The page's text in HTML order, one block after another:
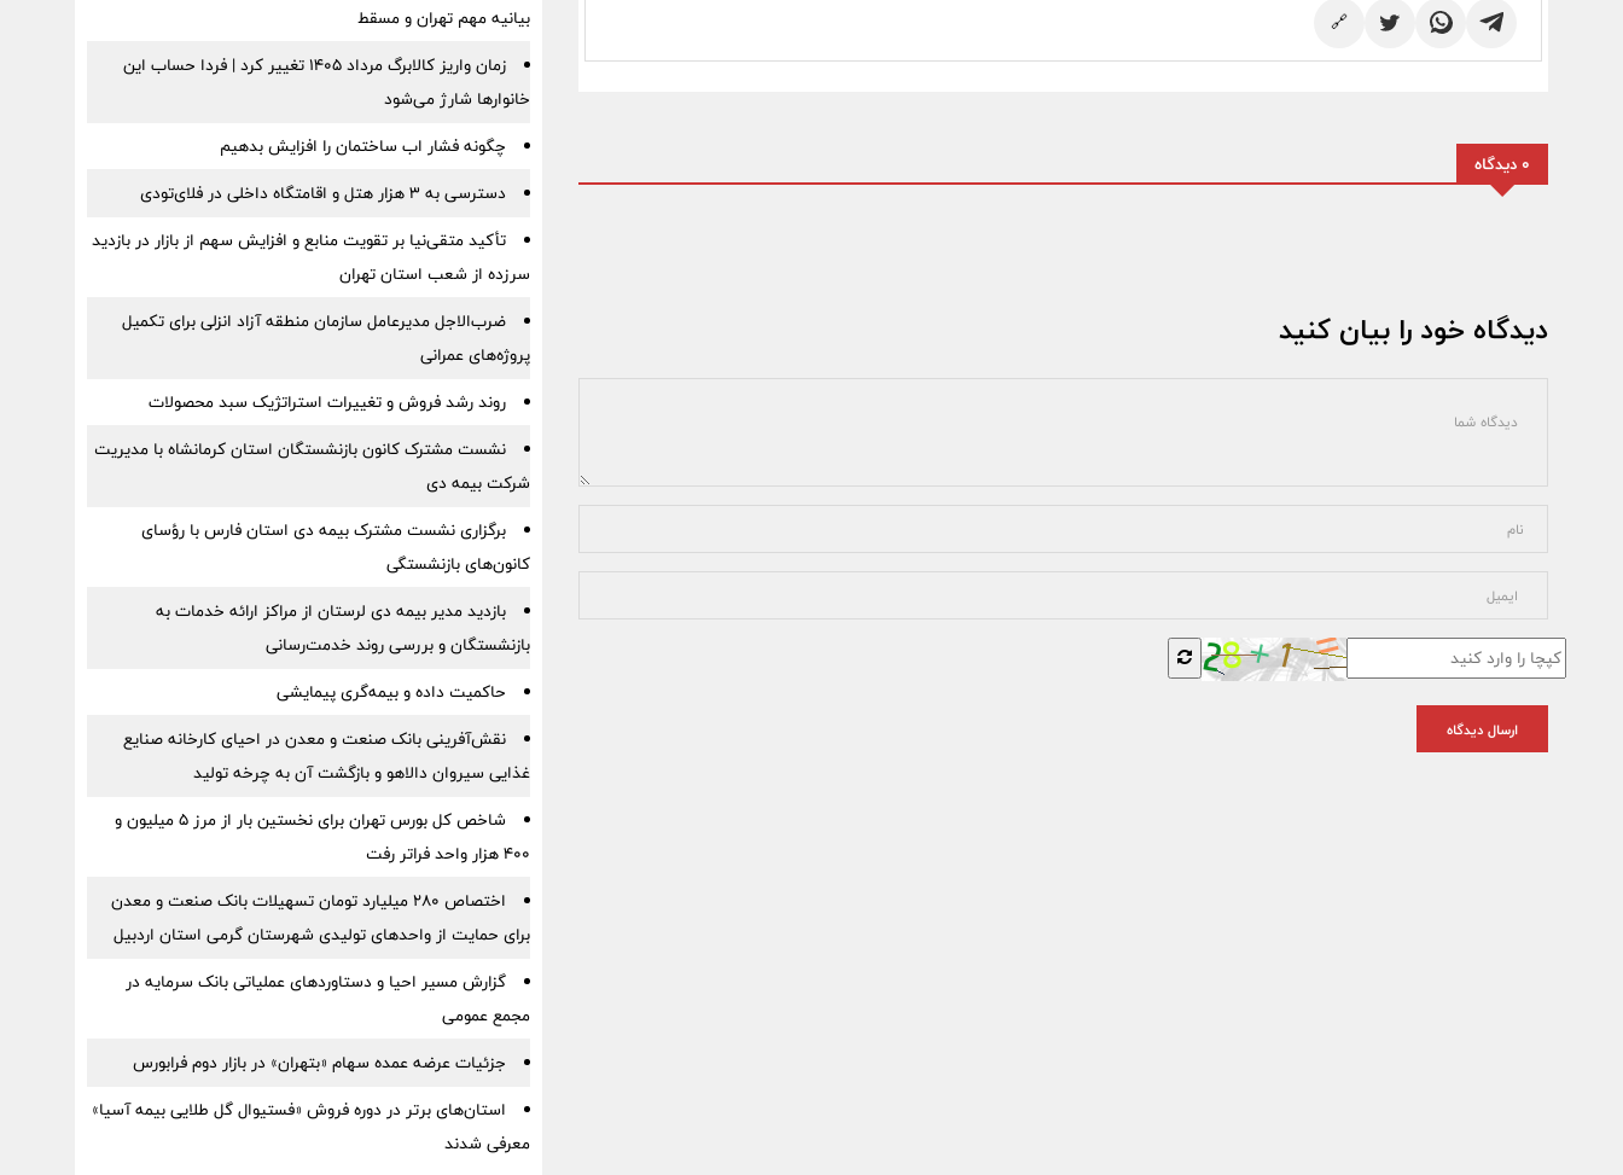
🔗
0 دیدگاه
دیدگاه خود را بیان کنید
ارسال دیدگاه
بیانیه مهم تهران و مسقط
زمان واریز کالابرگ مرداد ۱۴۰۵ تغییر کرد | فردا حساب این
خانوارها شارژ می‌شود
چگونه فشار اب ساختمان را افزایش بدهیم
دسترسی به ۳ هزار هتل و اقامتگاه داخلی در فلای‌تودی
تأکید متقی‌نیا بر تقویت منابع و افزایش سهم از بازار در بازدید
سرزده از شعب استان تهران
ضرب‌الاجل مدیرعامل سازمان منطقه آزاد انزلی برای تكمیل
پروژه‌های عمرانی
روند رشد فروش و تغییرات استراتژیک سبد محصولات
نشست مشترک کانون بازنشستگان استان کرمانشاه با مدیریت
شرکت بیمه دی
برگزاری نشست مشترک بیمه دی استان فارس با رؤسای
کانون‌های بازنشستگی
بازدید مدیر بیمه دی لرستان از مراکز ارائه خدمات به
بازنشستگان و بررسی روند خدمت‌رسانی
حاکمیت داده و بیمه‌گری پیمایشی
نقش‌آفرینی بانک صنعت و معدن در احیای کارخانه صنایع
غذایی سیروان دالاهو و بازگشت آن به چرخه تولید
شاخص کل بورس تهران برای نخستین بار از مرز ۵ میلیون و
۴۰۰ هزار واحد فراتر رفت
اختصاص ۲۸۰ میلیارد تومان تسهیلات بانک صنعت و معدن
برای حمایت از واحدهای تولیدی شهرستان گرمی استان اردبیل
گزارش مسیر احیا و دستاوردهای عملیاتی بانک سرمایه در
مجمع عمومی
جزئیات عرضه عمده سهام «بتهران» در بازار دوم فرابورس
استان‌های برتر در دوره فروش «فستیوال گل طلایی بیمه آسیا»
معرفی شدند